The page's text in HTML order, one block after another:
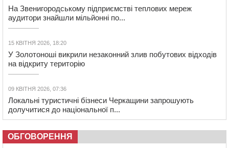
На Звенигородському підприємстві теплових мереж
аудитори знайшли мільйонні по...
15 КВІТНЯ 2026, 18:20
У Золотоноші викрили незаконний злив побутових відходів
на відкриту територію
09 КВІТНЯ 2026, 07:36
Локальні туристичні бізнеси Черкащини запрошують
долучитися до національної п...
ОБГОВОРЕННЯ